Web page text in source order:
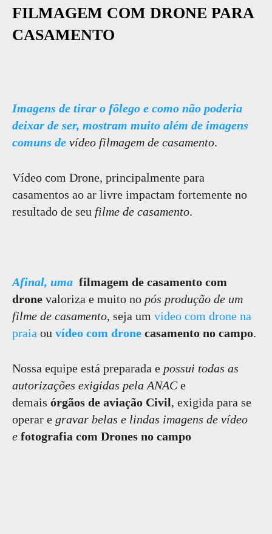
FILMAGEM COM DRONE PARA
CASAMENTO
Imagens de tirar o fôlego e como não poderia
deixar de ser, mostram muito além de imagens
comuns de vídeo filmagem de casamento.
Vídeo com Drone, principalmente para
casamentos ao ar livre impactam fortemente no
resultado de seu filme de casamento.
Afinal, uma filmagem de casamento com
drone valoriza e muito no pós produção de um
filme de casamento, seja um video com drone na
praia ou vídeo com drone casamento no campo.
Nossa equipe está preparada e possui todas as
autorizações exigidas pela ANACe
demais órgãos de aviação Civil, exigida para se
operar e gravar belas e lindas imagens de vídeo
e fotografia com Drones no campo